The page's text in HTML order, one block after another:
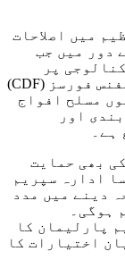
میں اصلاحات
دور میں جب
پر
مبنی ہو رہے ہیں۔ انہوں نے چیف آف ڈیفنس فورسز (CDF)
مسلح افواج
اور
ہے۔
بھی حمایت
ادارہ سپریم
دینے میں مدد
ہوگی۔
پارلیمان کا
اختیارات کا